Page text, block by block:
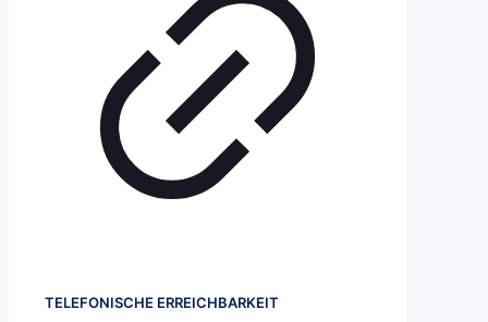
TELEFONISCHE ERREICHBARKEIT